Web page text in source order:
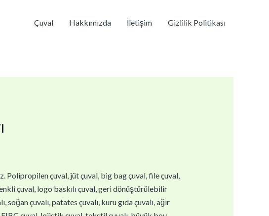
Çuval Hakkımızda İletişim Gizlilik Politikası
Polipropilen çuval, jüt çuval, big bag çuval, file çuval,
çuval, logo baskılı çuval, geri dönüştürülebilir
soğan çuvalı, patates çuvalı, kuru gıda çuvalı, ağır